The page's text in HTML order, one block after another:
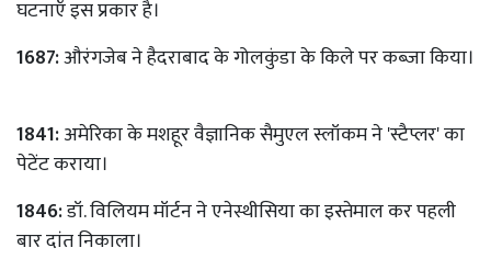
घटनाएँ इस प्रकार है।
1687:औरंगजेब ने हैदराबाद के गोलकुंडा के किले पर कब्जा किया।
1841:अमेरिका के मशहूर वैज्ञानिक सैमुएल स्लॉकम ने 'स्टैप्लर' का
पेटेंट कराया।
1846:डॉ. विलियम मॉर्टन ने एनेस्थीसिया का इस्तेमाल कर पहली
बार दांत निकाला।